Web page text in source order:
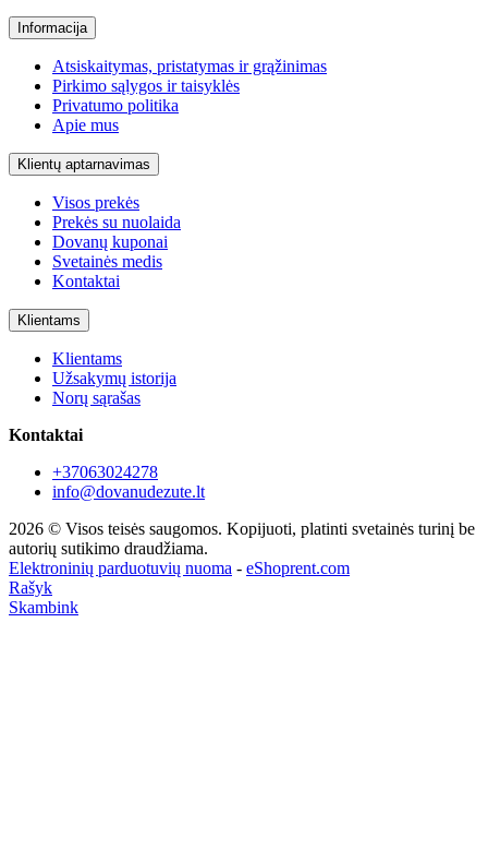
Informacija
Atsiskaitymas, pristatymas ir grąžinimas
Pirkimo sąlygos ir taisyklės
Privatumo politika
Apie mus
Klientų aptarnavimas
Visos prekės
Prekės su nuolaida
Dovanų kuponai
Svetainės medis
Kontaktai
Klientams
Klientams
Užsakymų istorija
Norų sąrašas
Kontaktai
+37063024278
info@dovanudezute.lt
2026 © Visos teisės saugomos. Kopijuoti, platinti svetainės turinį be
autorių sutikimo draudžiama.
Elektroninių parduotuvių nuoma - eShoprent.com
Rašyk
Skambink